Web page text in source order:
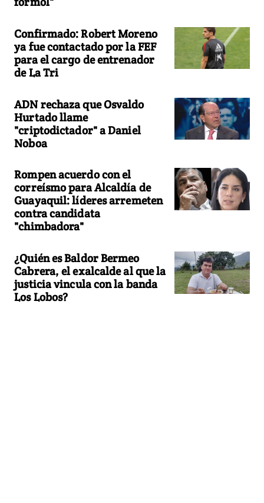
Confirmado: Robert Moreno
ya fue contactado por la FEF
para el cargo de entrenador
de La Tri
ADN rechaza que Osvaldo
Hurtado llame
"criptodictador" a Daniel
Noboa
Rompen acuerdo con el
correísmo para Alcaldía de
Guayaquil: líderes arremeten
contra candidata
"chimbadora"
¿Quién es Baldor Bermeo
Cabrera, el exalcalde al que la
justicia vincula con la banda
Los Lobos?